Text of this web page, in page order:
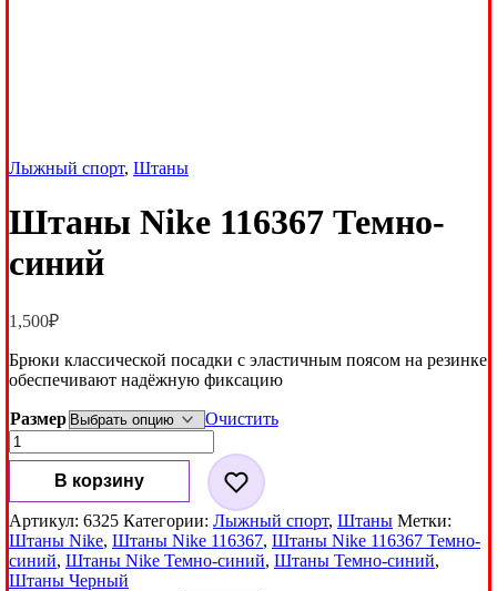
Лыжный спорт, Штаны
Штаны Nike 116367 Темно-
синий
1,500₽
Брюки классической посадки с эластичным поясом на резинке
обеспечивают надёжную фиксацию
Размер
Очистить
Количество
товара
Штаны
Nike
116367
Темно-
синий
В корзину
Артикул: 6325 Категории: Лыжный спорт, Штаны Метки:
Штаны Nike, Штаны Nike 116367, Штаны Nike 116367 Темно-
синий, Штаны Nike Темно-синий, Штаны Темно-синий,
Штаны Черный